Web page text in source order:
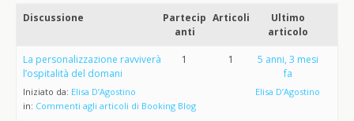
Discussione
Partecip
anti
Articoli
Ultimo
articolo
La personalizzazione ravviverà
l’ospitalità del domani
Iniziato da: Elisa D’Agostino
in: Commenti agli articoli di Booking Blog
1 1
5 anni, 3 mesi
fa
Elisa D’Agostino